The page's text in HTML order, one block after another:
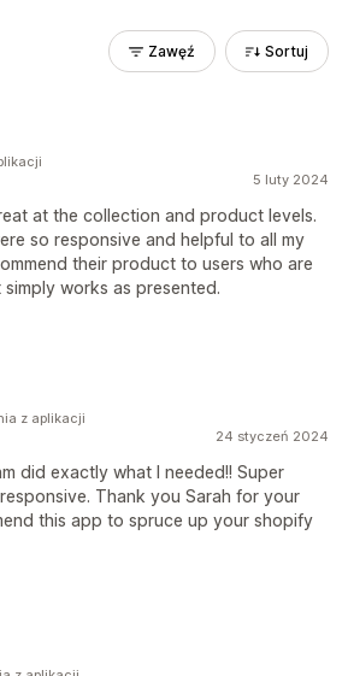
Zawęź Sortuj
5 luty 2024
at the collection and product levels.
so responsive and helpful to all my
their product to users who are
works as presented.
24 styczeń 2024
did exactly what I needed!! Super
Thank you Sarah for your
this app to spruce up your shopify
z aplikacji